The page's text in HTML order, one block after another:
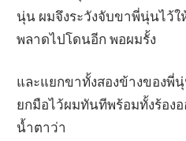
นุ่น ผมจึงระวังจับขาพี่นุ่นไว้ใ
พลาดไปโดนอีก พอผมรั้ง
และแยกขาทั้งสองข้างของพี่
ยกมือไว้ผมทันทีพร้อมทั้งร้อง
น้ำตาว่า